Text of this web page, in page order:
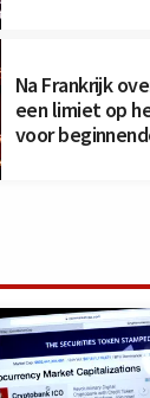
Na Frankrijk
een limiet op
voor